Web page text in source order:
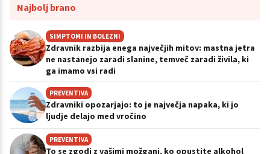
Najbolj brano
SIMPTOMI IN BOLEZNI
Zdravnik razbija enega največjih mitov: mastna jetra
ne nastanejo zaradi slanine, temveč zaradi živila, ki
ga imamo vsi radi
PREVENTIVA
Zdravniki opozarjajo: to je največja napaka, ki jo
ljudje delajo med vročino
PREVENTIVA
To se zgodi z vašimi možgani, ko opustite alkohol